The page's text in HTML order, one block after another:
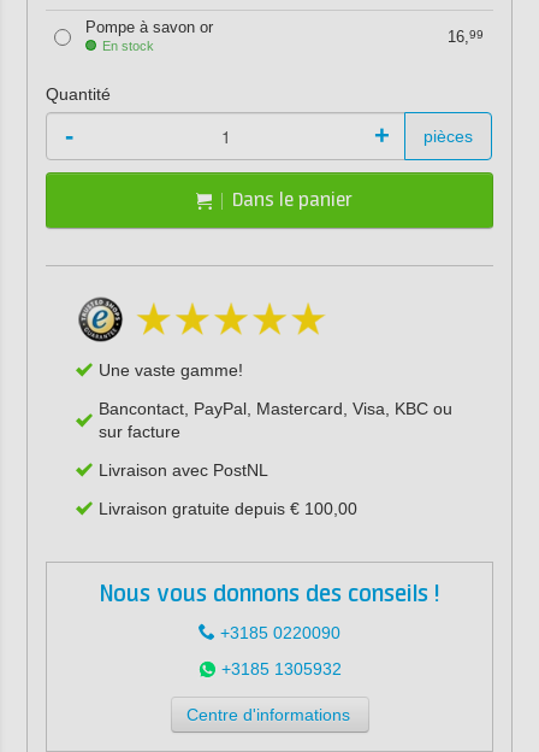
Pompe à savon or
En stock 16,99
Quantité
- + pièces
Dans le panier
Une vaste gamme!
Bancontact, PayPal, Mastercard, Visa, KBC ou
sur facture
Livraison avec PostNL
Livraison gratuite depuis € 100,00
Nous vous donnons des conseils !
+3185 0220090
+3185 1305932
Centre d'informations